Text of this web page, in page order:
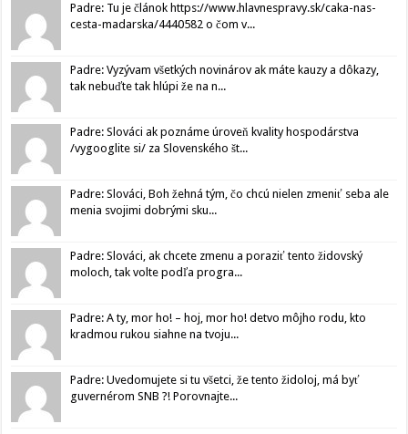
Padre: Tu je článok https://www.hlavnespravy.sk/caka-nas-
cesta-madarska/4440582 o čom v...
Padre: Vyzývam všetkých novinárov ak máte kauzy a dôkazy,
tak nebuďte tak hlúpi že na n...
Padre: Slováci ak poznáme úroveň kvality hospodárstva
/vygooglite si/ za Slovenského št...
Padre: Slováci, Boh žehná tým, čo chcú nielen zmeniť seba ale
menia svojimi dobrými sku...
Padre: Slováci, ak chcete zmenu a poraziť tento židovský
moloch, tak volte podľa progra...
Padre: A ty, mor ho! – hoj, mor ho! detvo môjho rodu, kto
kradmou rukou siahne na tvoju...
Padre: Uvedomujete si tu všetci, že tento židoloj, má byť
guvernérom SNB ?! Porovnajte...